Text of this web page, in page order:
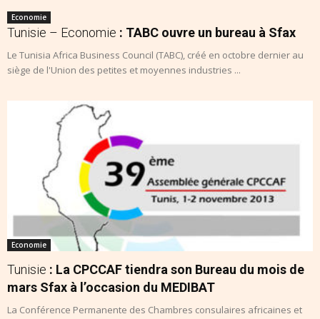
Economie
Tunisie – Economie : TABC ouvre un bureau à Sfax
Le Tunisia Africa Business Council (TABC), créé en octobre dernier au
siège de l'Union des petites et moyennes industries ...
Economie
Tunisie : La CPCCAF tiendra son Bureau du mois de
mars Sfax à l’occasion du MEDIBAT
La Conférence Permanente des Chambres consulaires africaines et